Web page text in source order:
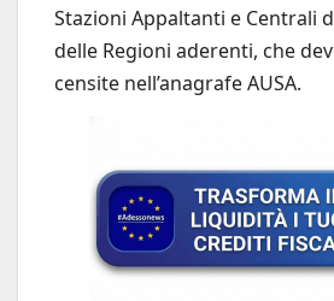
Stazioni Appaltanti e Centrali
delle Regioni aderenti, che
censite nell’anagrafe AUSA.